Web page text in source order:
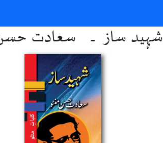
شہید ساز ۔ سعادت